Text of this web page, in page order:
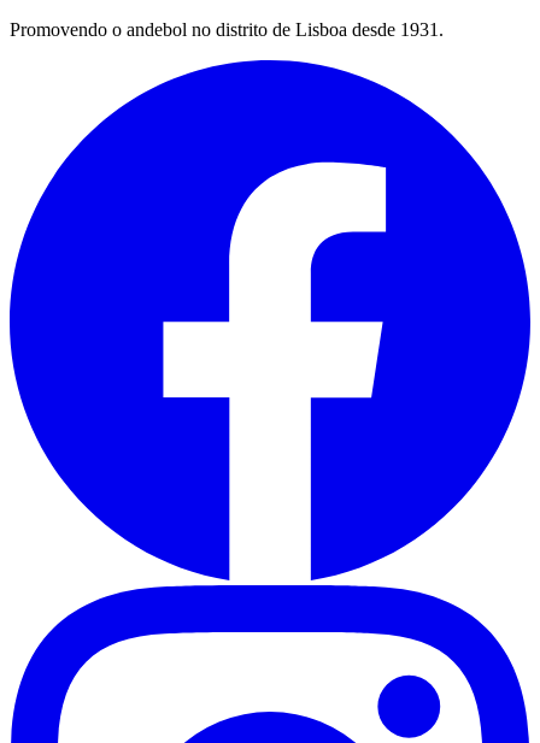
Promovendo o andebol no distrito de Lisboa desde 1931.